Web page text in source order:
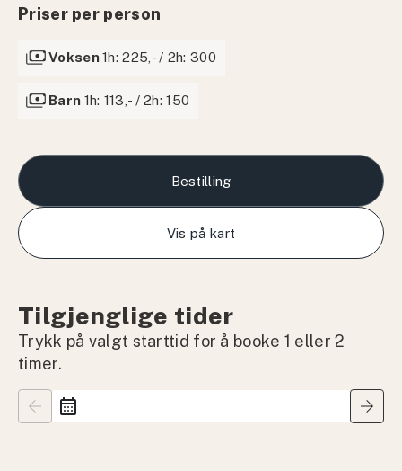
Priser per person
paymentsVoksen1h: 225,- / 2h: 300
payments Barn 1h: 113,- / 2h: 150
Bestilling
Vis på kart
Tilgjenglige tider
Trykk på valgt starttid for å booke 1 eller 2
timer.
arrow_back calendar_month arrow_forward